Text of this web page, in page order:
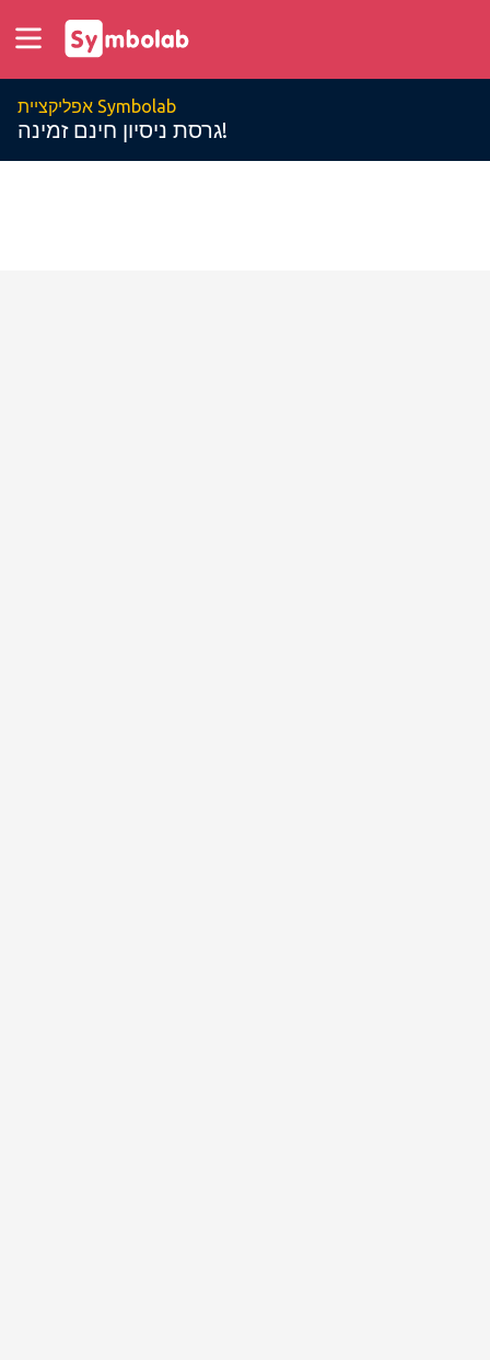
אפליקציית Symbolab
גרסת ניסיון חינם זמינה!